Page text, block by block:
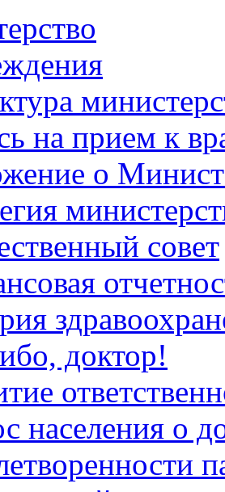
на прием к
о
совет
доктор!
населения о